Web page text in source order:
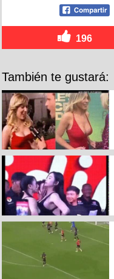
196
También te gustará: